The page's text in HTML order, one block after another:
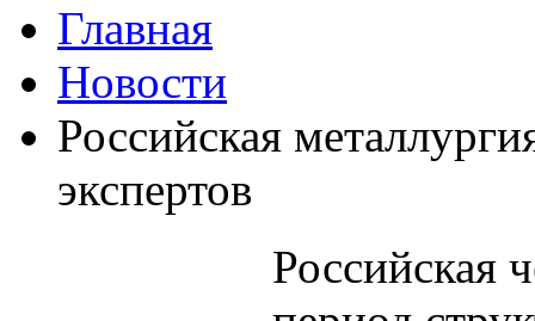
Главная
Новости
Российская
экспертов
Российская